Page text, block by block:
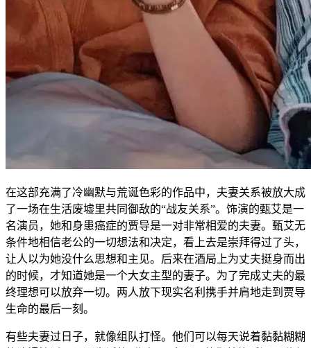
在这部充满了冷幽默与荒诞色彩的作品中，夫妻关系被放大成
了一场在生活废墟里共同御敌的“战友关系”。饰演的甄艾是一
名演员，她和身患癌症的贾导是一对非常相爱的夫妻。甄艾无
条件地相信老公的一切想法和决定，看上去是崇拜得过了头，
让人以为她没什么思想和主见。后来在酒局上为丈夫挺身而出
的时候，才知道她是一个大女主型的妻子。为了完成丈夫的最
终理想可以放弃一切。两人放下现实名利携手并肩地走到贾导
生命的最后一刻。
有些夫妻过日子，就像组队打怪。他们可以每天说着黏黏糊糊